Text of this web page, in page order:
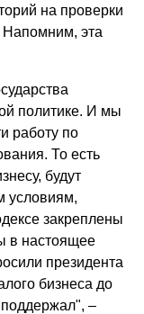
на проверки
Напомним, эта
политике. И мы
работу по
То есть
будут
условиям,
закреплены
в настоящее
президента
бизнеса до
–